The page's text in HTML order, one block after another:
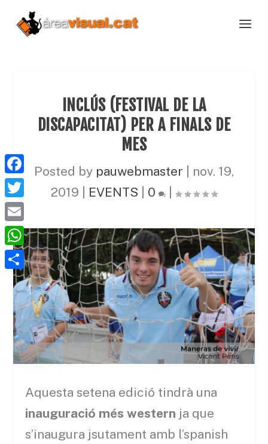
INCLÚS (FESTIVAL DE LA
DISCAPACITAT) PER A FINALS DE
MES
Posted by pauwebmaster
nov. 19,
2019
EVENTS 0
Aquesta setena edició tindrà una
inauguració més western ja que
s’inaugura jsutament amb l’spanish
F
a
c
e
b
T
w
i
t
E
m
a
W
h
A
m